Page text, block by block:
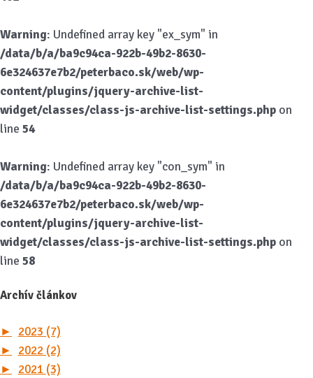
Warning: Undefined array key "ex_sym" in
/data/b/a/ba9c94ca-922b-49b2-8630-
6e324637e7b2/peterbaco.sk/web/wp-
content/plugins/jquery-archive-list-
widget/classes/class-js-archive-list-settings.php on
line 54
Warning: Undefined array key "con_sym" in
/data/b/a/ba9c94ca-922b-49b2-8630-
6e324637e7b2/peterbaco.sk/web/wp-
content/plugins/jquery-archive-list-
widget/classes/class-js-archive-list-settings.php on
line 58
Archív článkov
►
2023 (7)
►
2022 (2)
►
2021 (3)